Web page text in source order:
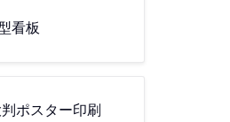
看板
ポスター印刷